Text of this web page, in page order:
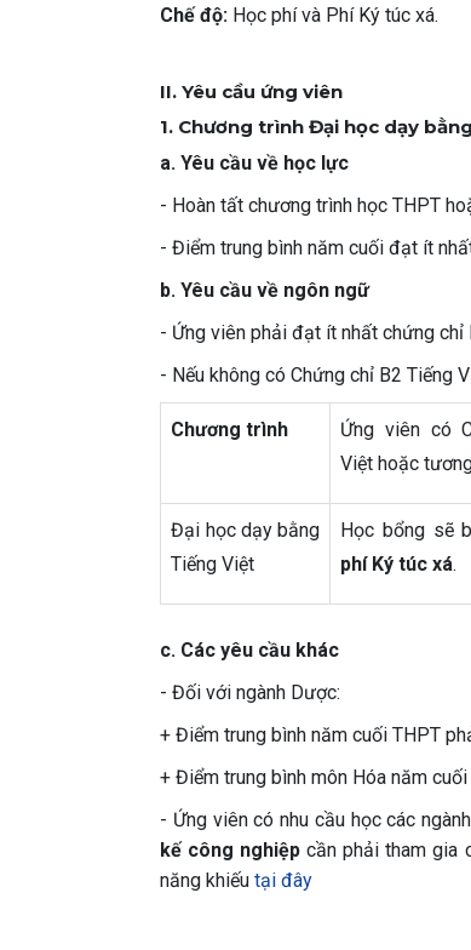
Chế độ: Học phí và Phí Ký túc xá.
II. Yêu cầu ứng viên
1. Chương trình Đại học dạy
a. Yêu cầu về học lực
- Hoàn tất chương trình học THPT
- Điểm trung bình năm cuối đạt ít
b. Yêu cầu về ngôn ngữ
- Ứng viên phải đạt ít nhất chứng
- Nếu không có Chứng chỉ B2 Tiếng
Chương trình
Ứng viên có
Việt hoặc
Đại học dạy bằng
Tiếng Việt
Học bổng sẽ
phí Ký túc xá.
c. Các yêu cầu khác
- Đối với ngành Dược:
+ Điểm trung bình năm cuối THPT
+ Điểm trung bình môn Hóa năm
- Ứng viên có nhu cầu học các ngành
kế công nghiệp cần phải tham gia
năng khiếu tại đây